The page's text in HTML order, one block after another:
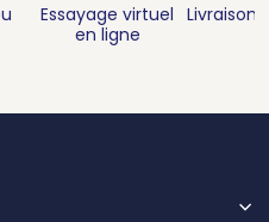
Essayage virtuel
en ligne
Livraison